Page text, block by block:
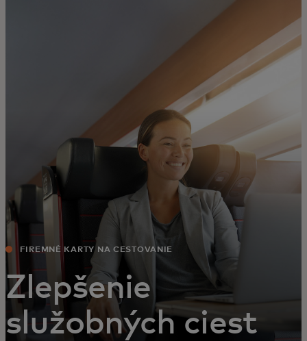
Pre inovátorov
Novinky a trendy
FIREMNÉ KARTY NA CESTOVANIE
Zlepšenie
služobných ciest